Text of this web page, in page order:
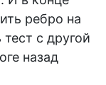
ребро на
с другой
назад